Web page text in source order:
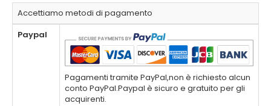
Accettiamo metodi di pagamento
Paypal
Pagamenti tramite PayPal,non è richiesto alcun
conto PayPal.Paypal è sicuro e gratuito per gli
acquirenti.